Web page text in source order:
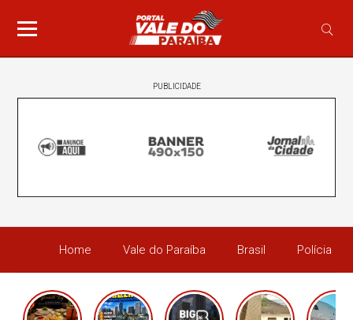
PUBLICIDADE
Home Vale do Paraíba Brasil Polícia